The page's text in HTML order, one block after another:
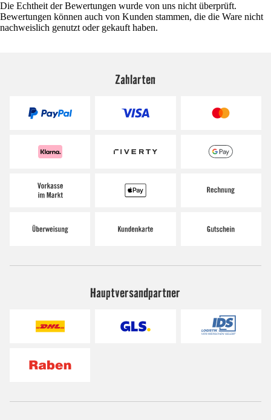
Die Echtheit der Bewertungen wurde von uns nicht überprüft.
Bewertungen können auch von Kunden stammen, die die Ware nicht
nachweislich genutzt oder gekauft haben.
Zahlarten
Hauptversandpartner